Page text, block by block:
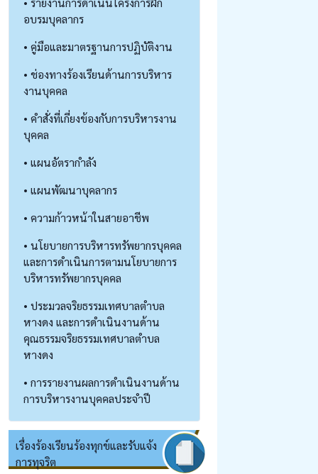
อบรมบุคลากร
• คู่มือและมาตรฐานการปฏิบัติงาน
• ช่องทางร้องเรียนด้านการบริหาร
งานบุคคล
• คำสั่งที่เกี่ยงข้องกับการบริหารงาน
บุคคล
• แผนอัตรากำลัง
• แผนพัฒนาบุคลากร
• ความก้าวหน้าในสายอาชีพ
• นโยบายการบริหารทรัพยากรบุคคล
และการดำเนินการตามนโยบายการ
บริหารทรัพยากรบุคคล
• ประมวลจริยธรรมเทศบาลตำบล
หางดง และการดำเนินงานด้าน
คุณธรรมจริยธรรมเทศบาลตำบล
หางดง
• การรายงานผลการดำเนินงานด้าน
การบริหารงานบุคคลประจำปี
เรื่องร้องเรียนร้องทุกข์และรับแจ้ง
การทุจริต